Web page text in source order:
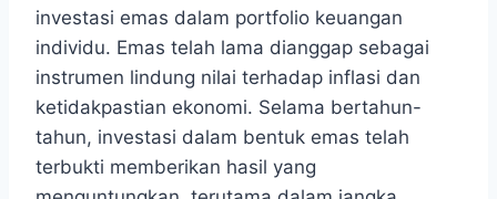
investasi emas dalam portfolio keuangan
individu. Emas telah lama dianggap sebagai
instrumen lindung nilai terhadap inflasi dan
ketidakpastian ekonomi. Selama bertahun-
tahun, investasi dalam bentuk emas telah
terbukti memberikan hasil yang